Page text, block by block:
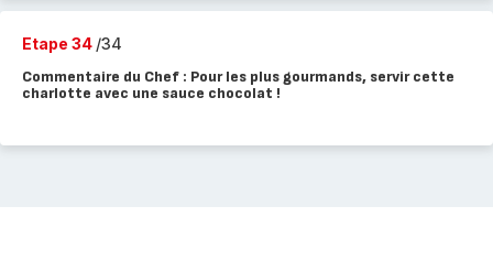
Etape 34 /34
Commentaire du Chef : Pour les plus gourmands, servir cette
charlotte avec une sauce chocolat !